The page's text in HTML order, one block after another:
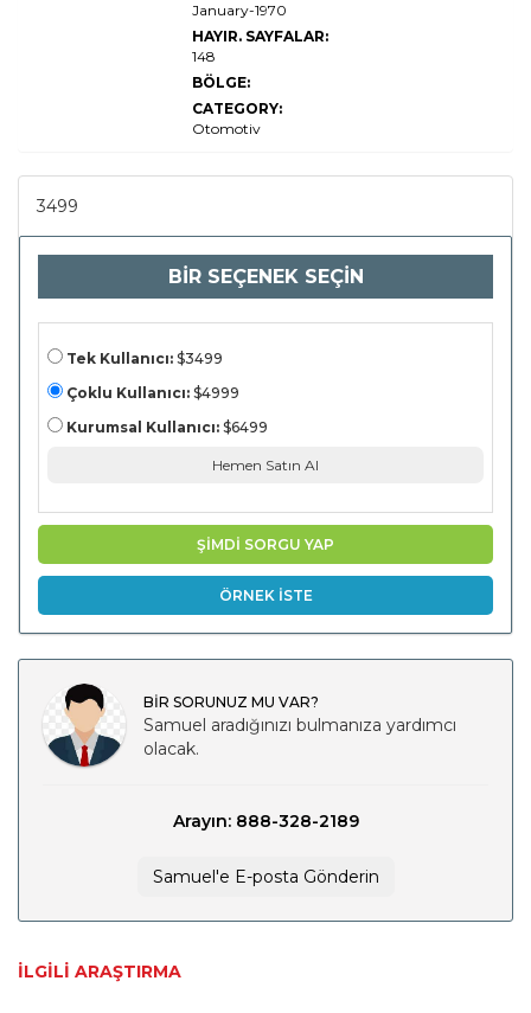
kompresörler,
kontrol
mesaneleri),
(yolcu
elektrikli
kullanıcı
sonrası pazar)
ve bölgesel
analize, 2024-
January-1970
HAYIR. SAYFALAR:
148
BÖLGE:
CATEGORY:
Otomotiv
3499
BİR SEÇENEK SEÇİN
Tek Kullanıcı: $3499
Çoklu Kullanıcı: $4999
Kurumsal Kullanıcı: $6499
Hemen Satın Al
ŞİMDİ SORGU YAP
ÖRNEK İSTE
BİR SORUNUZ MU VAR?
Samuel aradığınızı bulmanıza yardımcı
olacak.
Arayın: 888-328-2189
Samuel'e E-posta Gönderin
İLGILI ARAŞTIRMA